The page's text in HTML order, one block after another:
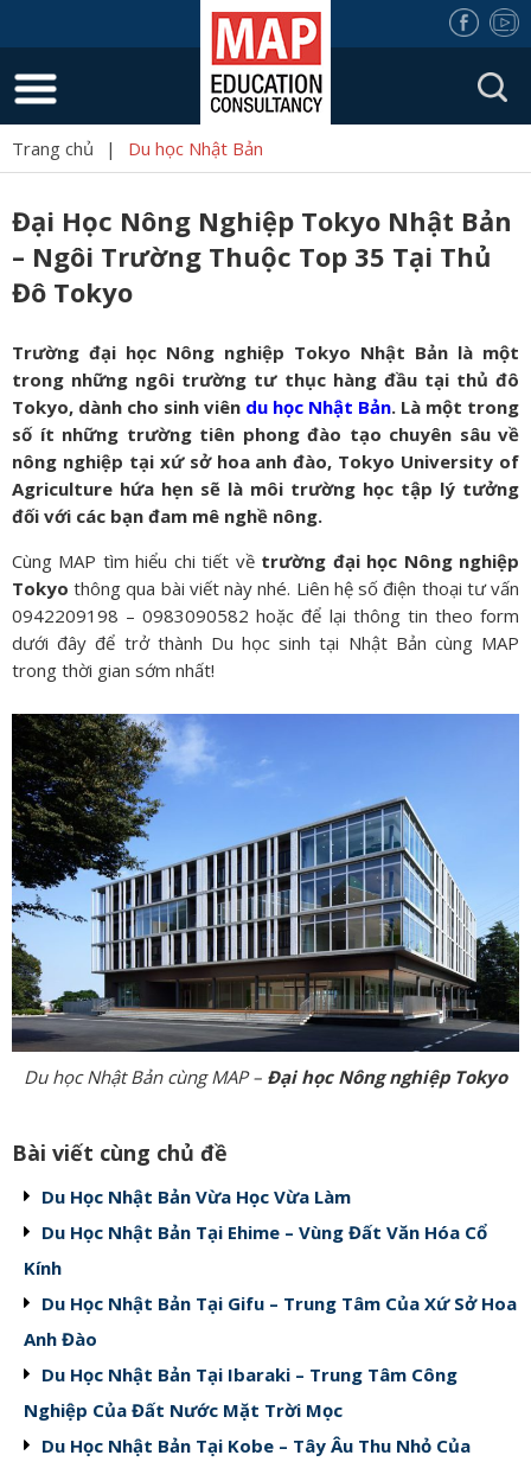
Trang chủ | Du học Nhật Bản
Đại Học Nông Nghiệp Tokyo Nhật Bản
– Ngôi Trường Thuộc Top 35 Tại Thủ
Đô Tokyo
Trường đại học Nông nghiệp Tokyo Nhật Bản là một
trong những ngôi trường tư thục hàng đầu tại thủ đô
Tokyo, dành cho sinh viên du học Nhật Bản. Là một trong
số ít những trường tiên phong đào tạo chuyên sâu về
nông nghiệp tại xứ sở hoa anh đào, Tokyo University of
Agriculture hứa hẹn sẽ là môi trường học tập lý tưởng
đối với các bạn đam mê nghề nông.
Cùng MAP tìm hiểu chi tiết về trường đại học Nông nghiệp
Tokyo thông qua bài viết này nhé. Liên hệ số điện thoại tư vấn
0942209198 – 0983090582 hoặc để lại thông tin theo form
dưới đây để trở thành Du học sinh tại Nhật Bản cùng MAP
trong thời gian sớm nhất!
Du học Nhật Bản cùng MAP – Đại học Nông nghiệp Tokyo
Bài viết cùng chủ đề
Du Học Nhật Bản Vừa Học Vừa Làm
Du Học Nhật Bản Tại Ehime – Vùng Đất Văn Hóa Cổ
Kính
Du Học Nhật Bản Tại Gifu – Trung Tâm Của Xứ Sở Hoa
Anh Đào
Du Học Nhật Bản Tại Ibaraki – Trung Tâm Công
Nghiệp Của Đất Nước Mặt Trời Mọc
Du Học Nhật Bản Tại Kobe – Tây Âu Thu Nhỏ Của